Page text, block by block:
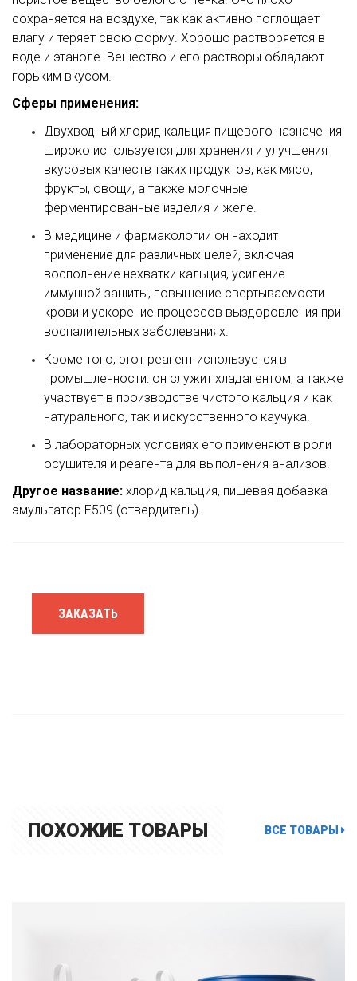
сохраняется на воздухе, так как активно поглощает
влагу и теряет свою форму. Хорошо растворяется в
воде и этаноле. Вещество и его растворы обладают
горьким вкусом.
Сферы применения:
Двухводный хлорид кальция пищевого назначения
широко используется для хранения и улучшения
вкусовых качеств таких продуктов, как мясо,
фрукты, овощи, а также молочные
ферментированные изделия и желе.
В медицине и фармакологии он находит
применение для различных целей, включая
восполнение нехватки кальция, усиление
иммунной защиты, повышение свертываемости
крови и ускорение процессов выздоровления при
воспалительных заболеваниях.
Кроме того, этот реагент используется в
промышленности: он служит хладагентом, а также
участвует в производстве чистого кальция и как
натурального, так и искусственного каучука.
В лабораторных условиях его применяют в роли
осушителя и реагента для выполнения анализов.
Другое название: хлорид кальция, пищевая добавка
эмульгатор Е509 (отвердитель).
ЗАКАЗАТЬ
ПОХОЖИЕ ТОВАРЫ ВСЕ ТОВАРЫ